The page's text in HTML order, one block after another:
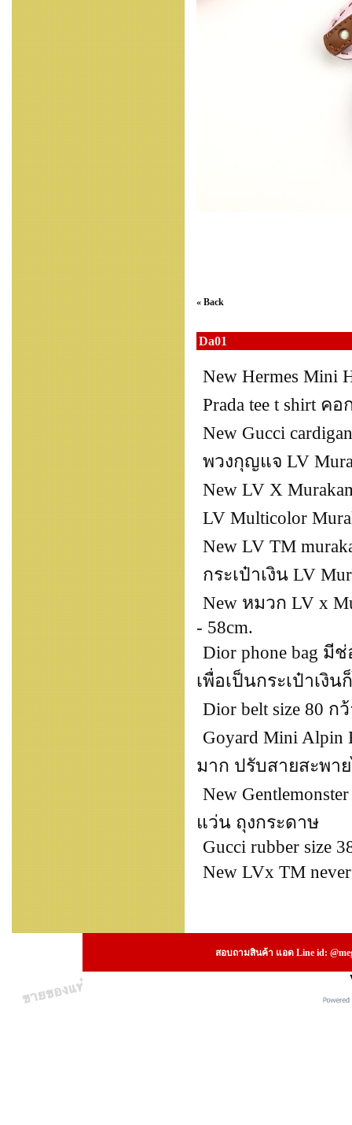
« Back
Da01
New Hermes Mini
Prada tee t shirt
New Gucci
พวงกุญแจ LV
New LV X
LV Multicolor
New LV TM
กระเป๋าเงิน LV
New หมวก LV x
- 58cm.
Dior phone bag
เพื่อเป็นกระเป๋าเงิน
Dior belt size 80 ก
Goyard Mini Alpin
มาก ปรับสายสะพา
New
แว่น ถุงกระดาษ
Gucci rubber size
New LVx TM
สอบถามสินค้า แอด Line id: